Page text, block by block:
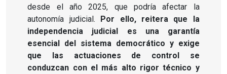
desde el año 2025, que podría afectar la
autonomía judicial. Por ello, reitera que la
independencia judicial es una garantía
esencial del sistema democrático y exige
que las actuaciones de control se
conduzcan con el más alto rigor técnico y